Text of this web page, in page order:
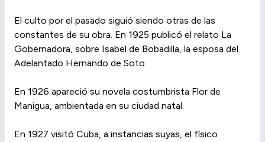
El culto por el pasado siguió siendo otras de las
constantes de su obra. En 1925 publicó el relato La
Gobernadora, sobre Isabel de Bobadilla, la esposa del
Adelantado Hernando de Soto.
En 1926 apareció su novela costumbrista Flor de
Manigua, ambientada en su ciudad natal.
En 1927 visitó Cuba, a instancias suyas, el físico